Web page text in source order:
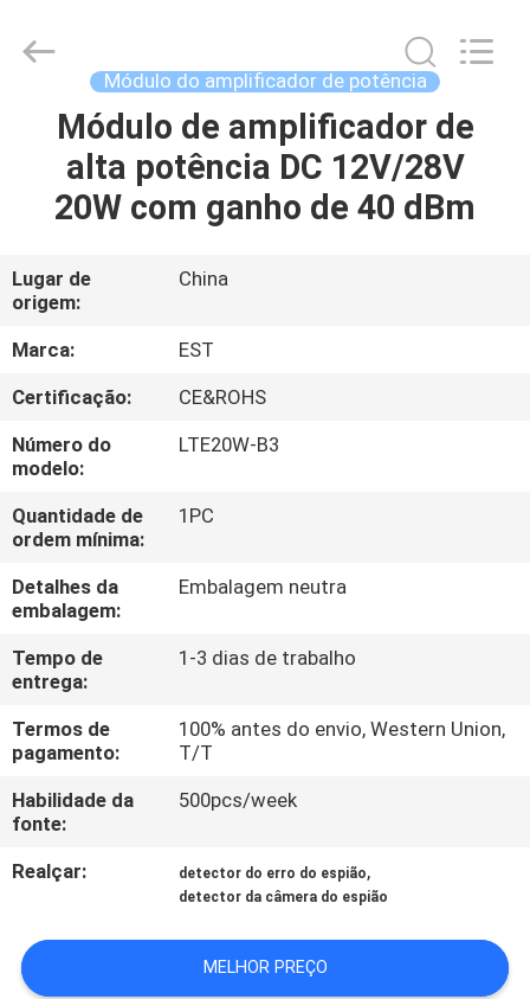
LAR
PRODUTOS
VÍDEOS
SOBRE
NÓS
VISITA
À
FÁBRICA
CONTROLE
DA
QUALIDADE
NOS
CASOS
EASTLONGE
ELECTRONICS(HK)
Módulo do amplificador de potência
Módulo de amplificador de
alta potência DC 12V/28V
20W com ganho de 40 dBm
Lugar de
origem:
China
Marca:
EST
Certificação:
CE&ROHS
Número do
modelo:
LTE20W-B3
Quantidade de
ordem mínima:
1PC
Detalhes da
embalagem:
Embalagem neutra
Tempo de
entrega:
1-3 dias de trabalho
Termos de
pagamento:
100% antes do envio, Western Union,
T/T
Habilidade da
fonte:
500pcs/week
Realçar: detector do erro do espião,
detector da câmera do espião
MELHOR PREÇO